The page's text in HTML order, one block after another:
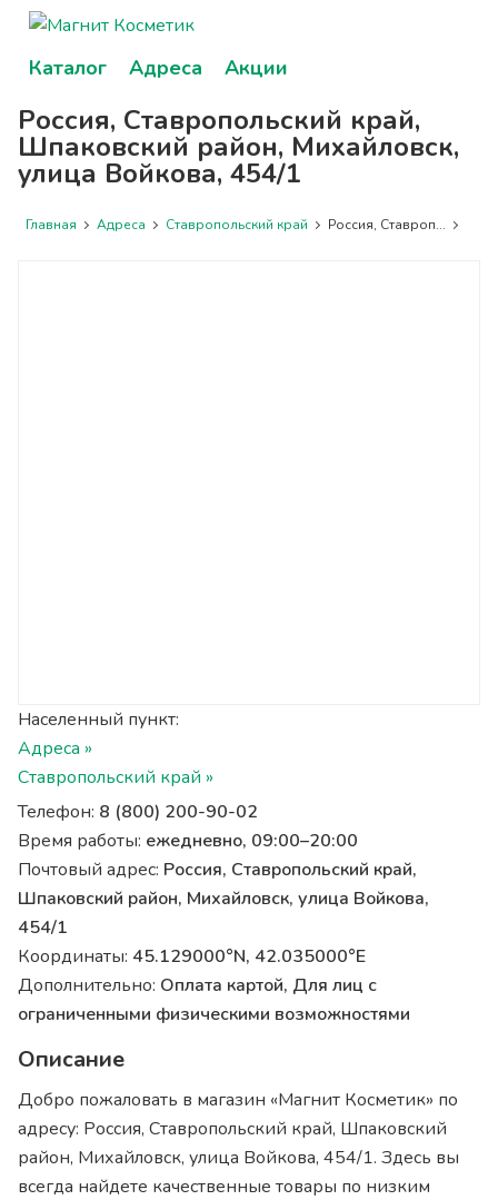
Каталог Адреса Акции
Россия, Ставропольский край,
Шпаковский район, Михайловск,
улица Войкова, 454/1
Главная Адреса Ставропольский край Россия, Ставроп...
Населенный пункт:
Адреса »
Ставропольский край »
Телефон: 8 (800) 200-90-02
Время работы: ежедневно, 09:00–20:00
Почтовый адрес: Россия, Ставропольский край,
Шпаковский район, Михайловск, улица Войкова,
454/1
Координаты: 45.129000°N, 42.035000°E
Дополнительно: Оплата картой, Для лиц с
ограниченными физическими возможностями
Описание
Добро пожаловать в магазин «Магнит Косметик» по
адресу: Россия, Ставропольский край, Шпаковский
район, Михайловск, улица Войкова, 454/1. Здесь вы
всегда найдете качественные товары по низким